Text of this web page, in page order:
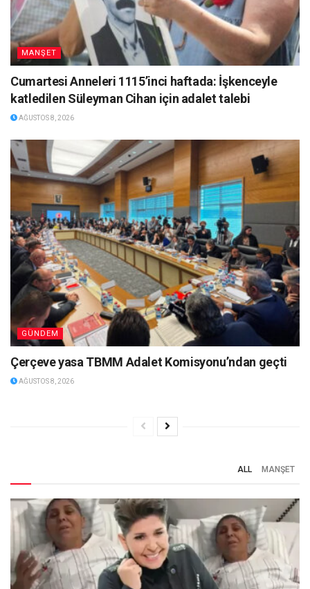
MANŞET
Cumartesi Anneleri 1115’inci haftada: İşkenceyle
katledilen Süleyman Cihan için adalet talebi
AĞUSTOS 8, 2026
GÜNDEM
Çerçeve yasa TBMM Adalet Komisyonu’ndan geçti
AĞUSTOS 8, 2026
ALL MANŞET